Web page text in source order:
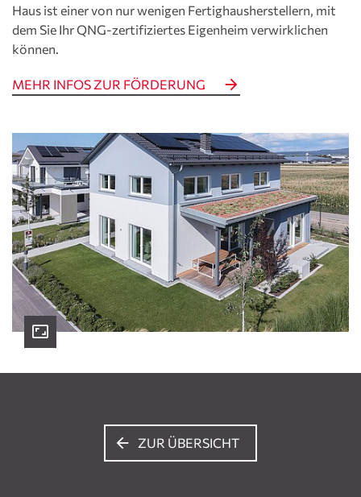
Haus ist einer von nur wenigen Fertighausherstellern, mit
dem Sie Ihr QNG-zertifiziertes Eigenheim verwirklichen
können.
MEHR INFOS ZUR FÖRDERUNG
ZUR ÜBERSICHT